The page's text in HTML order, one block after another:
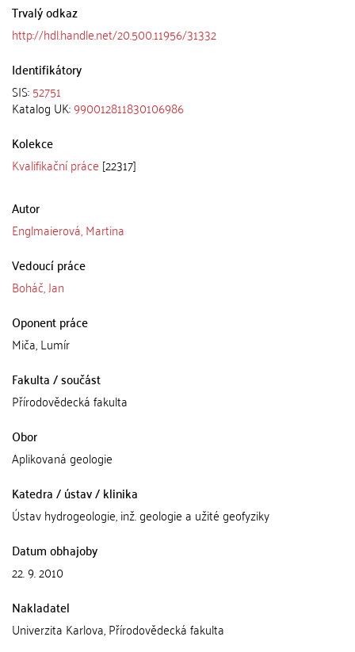
Trvalý odkaz
http://hdl.handle.net/20.500.11956/31332
Identifikátory
SIS:52751
Katalog UK:990012811830106986
Kolekce
Kvalifikační práce [22317]
Autor
Englmaierová, Martina
Vedoucí práce
Boháč, Jan
Oponent práce
Miča, Lumír
Fakulta / součást
Přírodovědecká fakulta
Obor
Aplikovaná geologie
Katedra / ústav / klinika
Ústav hydrogeologie, inž. geologie a užité geofyziky
Datum obhajoby
22. 9. 2010
Nakladatel
Univerzita Karlova, Přírodovědecká fakulta